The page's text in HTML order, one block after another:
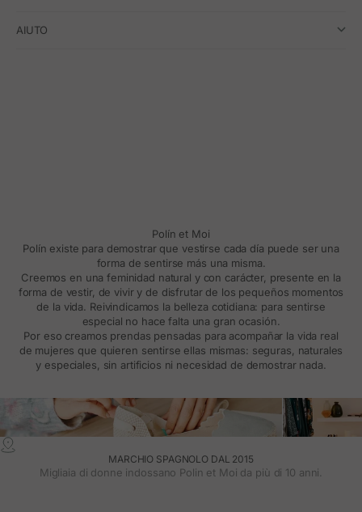
AIUTO
Polín et Moi
Polín existe para demostrar que vestirse cada día puede ser una
forma de sentirse más una misma.
Creemos en una feminidad natural y con carácter, presente en la
forma de vestir, de vivir y de disfrutar de los pequeños momentos
de la vida. Reivindicamos la belleza cotidiana: para sentirse
especial no hace falta una gran ocasión.
Por eso creamos prendas pensadas para acompañar la vida real
de mujeres que quieren sentirse ellas mismas: seguras, naturales
y especiales, sin artificios ni necesidad de demostrar nada.
MARCHIO SPAGNOLO DAL 2015
Migliaia di donne indossano Polin et Moi da più di 10 anni.